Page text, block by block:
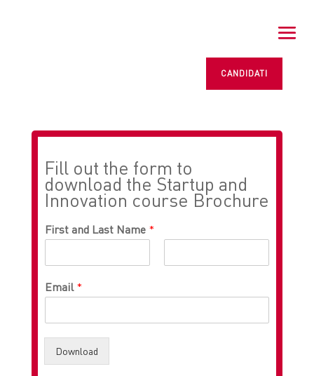
CANDIDATI
Fill out the form to
download the Startup and
Innovation course Brochure
First and Last Name *
Email *
Download